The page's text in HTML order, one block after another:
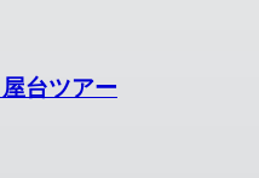
台ツアー